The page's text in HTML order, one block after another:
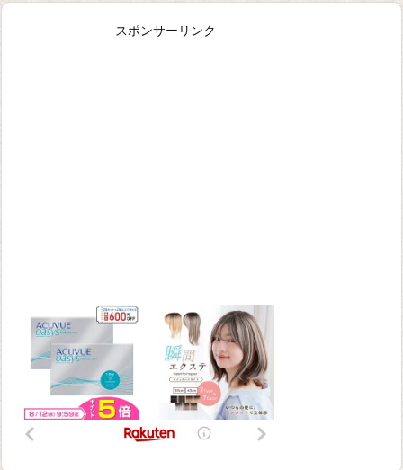
スポンサーリンク